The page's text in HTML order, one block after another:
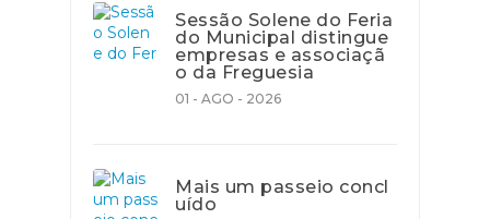
Sessão Solene do Feria
do Municipal distingue
empresas e associaçã
o da Freguesia
01 - AGO - 2026
Mais um passeio concl
uído